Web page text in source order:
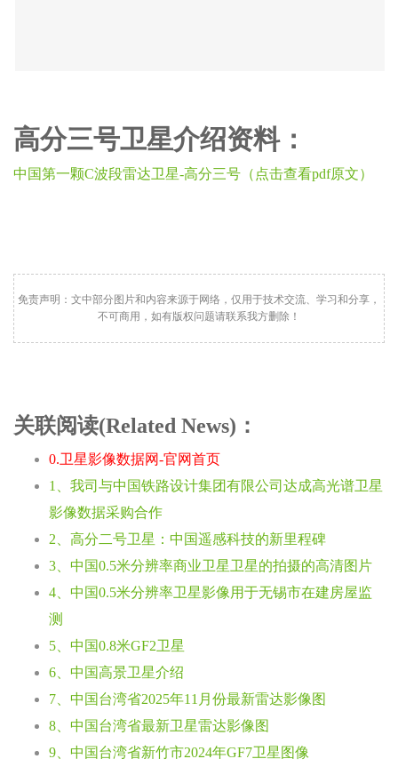
高分三号卫星介绍资料：
中国第一颗C波段雷达卫星-高分三号（点击查看pdf原文）
免责声明：文中部分图片和内容来源于网络，仅用于技术交流、学习和分享，
不可商用，如有版权问题请联系我方删除！
关联阅读(Related News)：
0.卫星影像数据网-官网首页
1、我司与中国铁路设计集团有限公司达成高光谱卫星
影像数据采购合作
2、高分二号卫星：中国遥感科技的新里程碑
3、中国0.5米分辨率商业卫星卫星的拍摄的高清图片
4、中国0.5米分辨率卫星影像用于无锡市在建房屋监
测
5、中国0.8米GF2卫星
6、中国高景卫星介绍
7、中国台湾省2025年11月份最新雷达影像图
8、中国台湾省最新卫星雷达影像图
9、中国台湾省新竹市2024年GF7卫星图像